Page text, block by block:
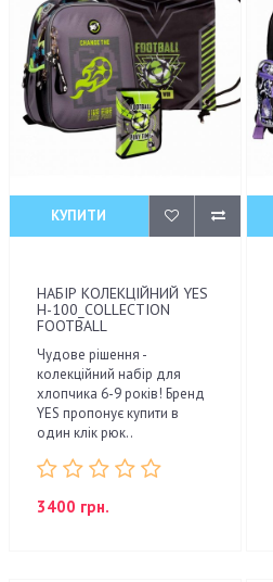
КУПИТИ
НАБІР КОЛЕКЦІЙНИЙ YES
H-100_COLLECTION
FOOTBALL
Чудове рішення -
колекційний набір для
хлопчика 6-9 років! Бренд
YES пропонує купити в
один клік рюк..
3400 грн.